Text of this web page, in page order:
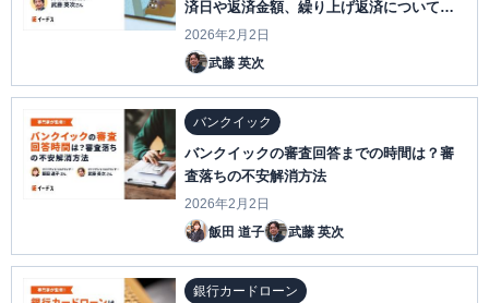
済日や返済金額、繰り上げ返済についてわ
かりやすく解説！
2026年2月2日
武藤 英次
バンクイック
バンクイックの審査回答までの時間は？審
査落ちの不安解消方法
2026年2月2日
飯田 道子
武藤 英次
銀行カードローン